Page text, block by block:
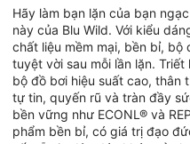
Hãy làm bạn lặn của bạn
này của Blu Wild. Với kiểu
chất liệu mềm mại, bền bỉ,
tuyệt vời sau mỗi lần lặn.
bộ đồ bơi hiệu suất cao, thân
tự tin, quyến rũ và tràn đầy
bền vững như ECONL® và
phẩm bền bỉ, có giá trị đạo